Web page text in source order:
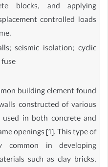
blocks, and applying
controlled loads
seismic isolation; cyclic
building element found
constructed of various
in both concrete and
openings [1]. This type of
common in developing
such as clay bricks,